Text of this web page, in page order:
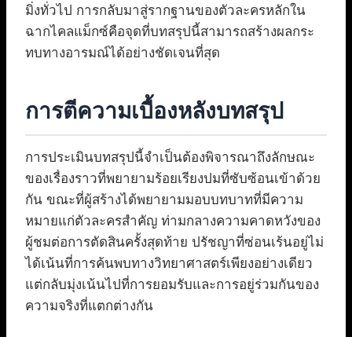
มิ่งทั่วไป การกลับมาสู่รากฐานของตัวละครหลักใน
ฉากไคลแม็กซ์คือจุดที่บทสรุปนี้สามารถสร้างผลกระ
ทบทางอารมณ์ได้อย่างชัดเจนที่สุด
การตีความเบื้องหลังบทสรุป
การประเมินบทสรุปนี้จำเป็นต้องพิจารณาถึงลักษณะ
ของเรื่องราวที่พยายามร้อยเรียงปมที่ซับซ้อนเข้าด้วย
กัน ขณะที่ผู้สร้างได้พยายามมอบบทบาทที่มีความ
หมายแก่ตัวละครสำคัญ ท่ามกลางความคาดหวังของ
ผู้ชมต่อการตัดสินครั้งสุดท้าย ปรัชญาที่ซ่อนเร้นอยู่ไม่
ได้เน้นที่การค้นพบทางวิทยาศาสตร์เพียงอย่างเดียว
แต่กลับมุ่งเน้นไปที่การยอมรับและการอยู่ร่วมกันของ
ความจริงที่แตกต่างกัน